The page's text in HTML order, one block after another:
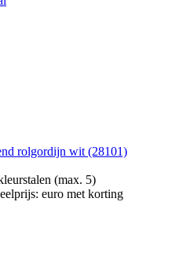
rolgordijn wit (28101)
(max. 5)
euro met korting